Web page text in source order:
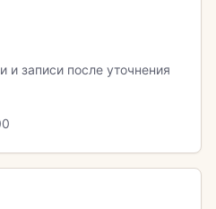
и записи после уточнения